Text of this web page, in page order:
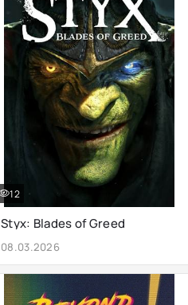
Styx: Blades of Greed
08.03.2026
12